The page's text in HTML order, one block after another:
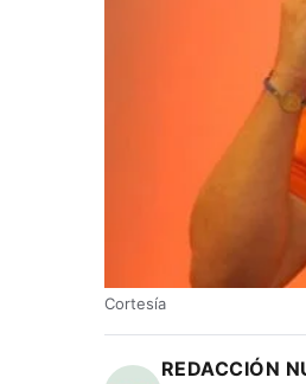
Cortesía
REDACCIÓN